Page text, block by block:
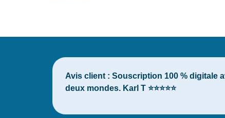
Avis client : Souscription 100 % digitale
deux mondes. Karl T ⭐⭐⭐⭐⭐